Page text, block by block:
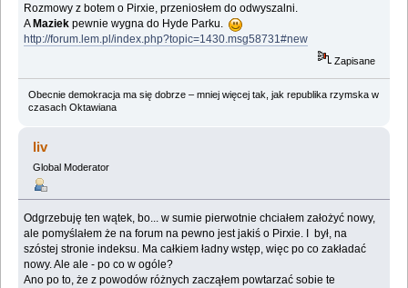
Rozmowy z botem o Pirxie, przeniosłem do odwyszalni.
AMaziek pewnie wygna do Hyde Parku.
http://forum.lem.pl/index.php?topic=1430.msg58731#new
Zapisane
Obecnie demokracja ma się dobrze – mniej więcej tak, jak republika rzymska w
czasach Oktawiana
liv
Global Moderator
Odgrzebuję ten wątek, bo... w sumie pierwotnie chciałem założyć nowy,
ale pomyślałem że na forum na pewno jest jakiś o Pirxie. I był, na
szóstej stronie indeksu. Ma całkiem ładny wstęp, więc po co zakładać
nowy. Ale ale - po co w ogóle?
Ano po to, że z powodów różnych zacząłem powtarzać sobie te